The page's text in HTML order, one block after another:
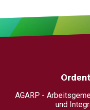
AGARP -
und